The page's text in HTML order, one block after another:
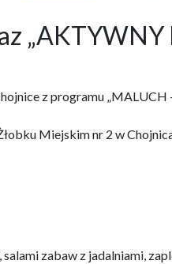
z programu „MALUCH
Miejskim nr 2 w
zabaw z jadalniami,